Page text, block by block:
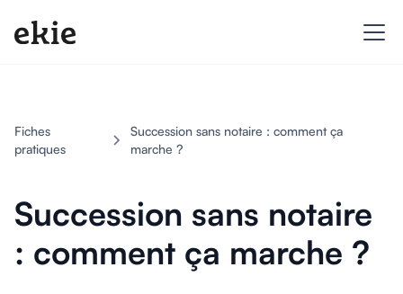
Fiches
pratiques
Succession sans notaire : comment ça
marche ?
Succession sans notaire
: comment ça marche ?